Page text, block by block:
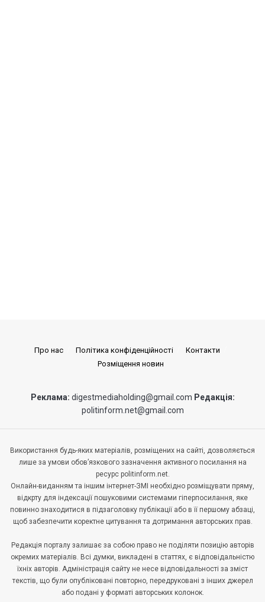
Про нас Політика конфіденційності
Контакти
Розміщення новин
Реклама: digestmediaholding@gmail.com Редакція:
politinform.net@gmail.com
Використання будь-яких матеріалів, розміщених на сайті, дозволяється
лише за умови обов’язкового зазначення активного посилання на
ресурс politinform.net.
Онлайн-виданням та іншим інтернет-ЗМІ необхідно розміщувати пряму,
відкрту для індексації пошуковими системами гіперпосилання, яке
повинно знаходитися в підзаголовку публікації або в її першому абзаці,
щоб забезпечити коректне цитування та дотримання авторських прав.
Редакція порталу залишає за собою право не поділяти позицію авторів
окремих матеріалів. Всі думки, викладені в статтях, є відповідальністю
їхніх авторів. Адміністрація сайту не несе відповідальності за зміст
текстів, що були опубліковані повторно, передруковані з інших джерел
або подані у форматі авторських колонок.